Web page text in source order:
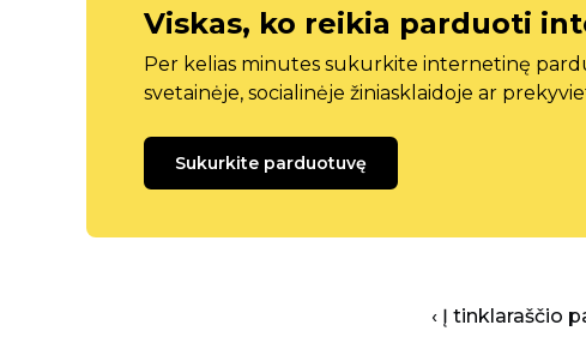
Viskas, ko reikia parduoti
Per kelias minutes sukurkite internetinę
svetainėje, socialinėje žiniasklaidoje ar
Sukurkite parduotuvę
‹ Į tinklaraščio